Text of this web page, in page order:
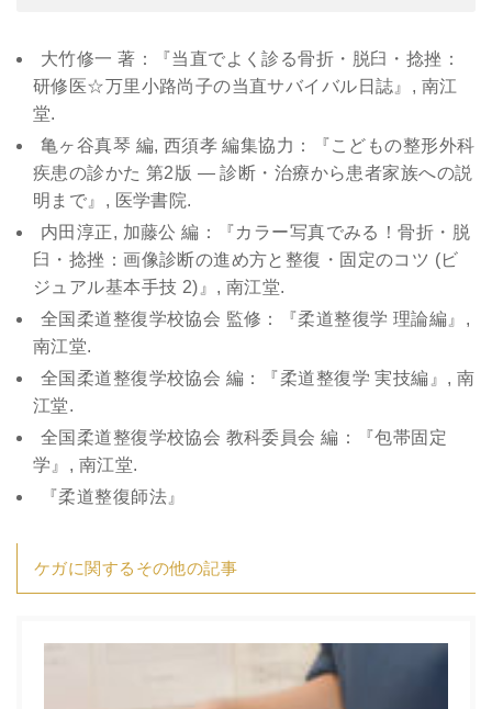
大竹修一 著：『当直でよく診る骨折・脱臼・捻挫：
研修医☆万里小路尚子の当直サバイバル日誌』, 南江
堂.
亀ヶ谷真琴 編, 西須孝 編集協力：『こどもの整形外科
疾患の診かた 第2版 — 診断・治療から患者家族への説
明まで』, 医学書院.
内田淳正, 加藤公 編：『カラー写真でみる！骨折・脱
臼・捻挫：画像診断の進め方と整復・固定のコツ (ビ
ジュアル基本手技 2)』, 南江堂.
全国柔道整復学校協会 監修：『柔道整復学 理論編』,
南江堂.
全国柔道整復学校協会 編：『柔道整復学 実技編』, 南
江堂.
全国柔道整復学校協会 教科委員会 編：『包帯固定
学』, 南江堂.
『柔道整復師法』
ケガに関するその他の記事